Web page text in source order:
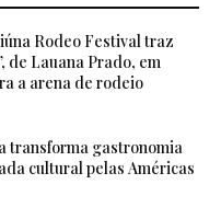
Rodeo Festival traz
de Lauana Prado, em
a arena de rodeio
transforma gastronomia
cultural pelas Américas